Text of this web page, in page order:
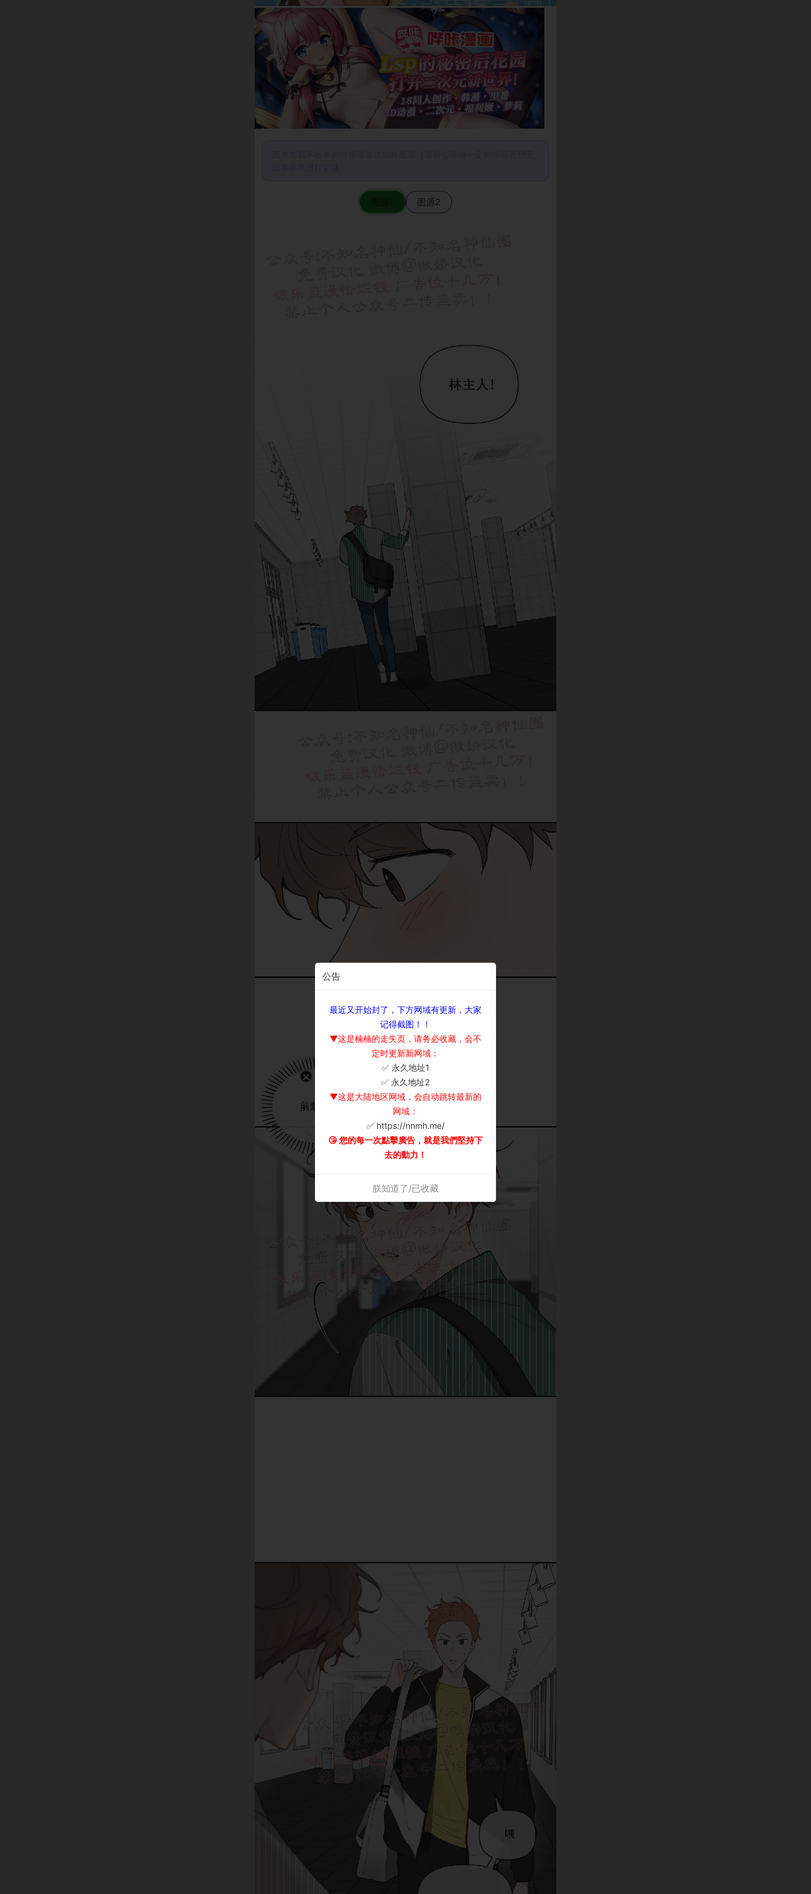
图源2
公告
最近又开始封了，下方网域有更新，大家
记得截图！！
▼这是楠楠的走失页，请务必收藏，会不
定时更新新网域：
✅ 永久地址1
✅ 永久地址2
▼这是大陆地区网域，会自动跳转最新的
网域：
✅ https://nnmh.me/
😘 您的每一次點擊廣告，就是我們堅持下
去的動力！
朕知道了/已收藏
×